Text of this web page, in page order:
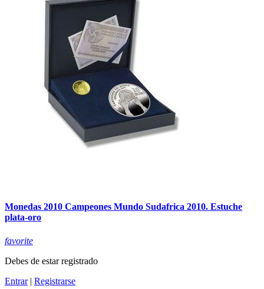
Monedas 2010 Campeones Mundo Sudafrica 2010. Estuche
plata-oro
favorite
Debes de estar registrado
Entrar| Registrarse